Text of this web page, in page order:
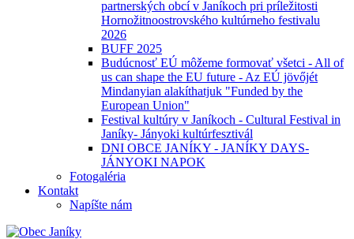
partnerských obcí v Janíkoch pri príležitosti
Hornožitnoostrovského kultúrneho festivalu
2026
BUFF 2025
Budúcnosť EÚ môžeme formovať všetci - All of
us can shape the EU future - Az EÚ jövőjét
Mindanyian alakíthatjuk "Funded by the
European Union"
Festival kultúry v Janíkoch - Cultural Festival in
Janíky- Jányoki kultúrfesztivál
DNI OBCE JANÍKY - JANÍKY DAYS-
JÁNYOKI NAPOK
Fotogaléria
Kontakt
Napíšte nám